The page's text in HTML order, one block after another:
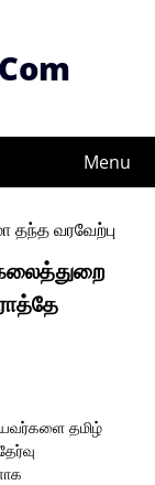
Menu
தமிழ்